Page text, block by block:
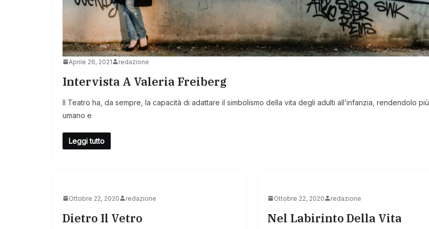
Aprile 26, 2021 redazione
Intervista A Valeria Freiberg
Il Teatro ha, da sempre, la capacità di adattare il simbolismo della vita degli adulti all’infanzia, rendendolo più
umano e
Leggi tutto
Ottobre 22, 2020 redazione
Dietro Il Vetro
Ottobre 22, 2020 redazione
Nel Labirinto Della Vita